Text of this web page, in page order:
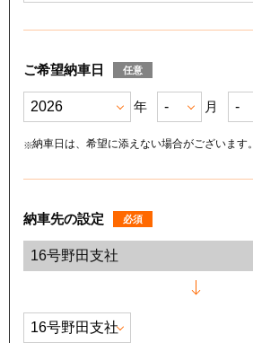
ご希望納車日 任意
年 月
納車日は、希望に添えない場合がございます。
納車先の設定 必須